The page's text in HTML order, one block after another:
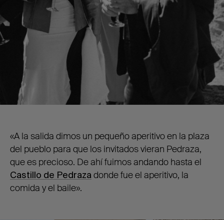
«A la salida dimos un pequeño aperitivo en la plaza
del pueblo para que los invitados vieran Pedraza,
que es precioso. De ahí fuimos andando hasta el
Castillo de Pedraza donde fue el aperitivo, la
comida y el baile».